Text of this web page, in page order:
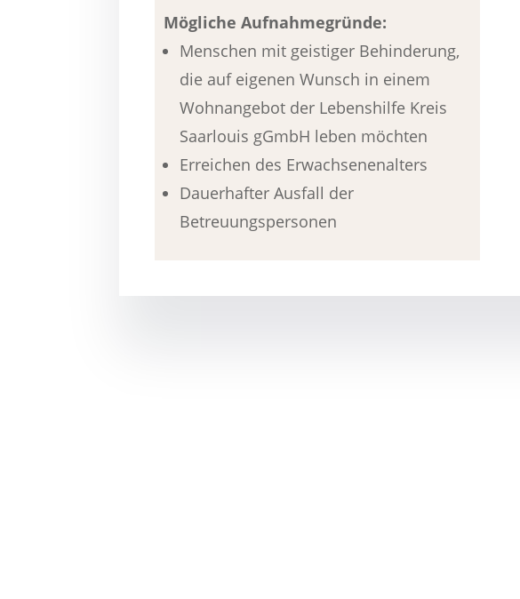
Mögliche Aufnahmegründe:
Menschen mit geistiger Behinderung,
die auf eigenen Wunsch in einem
Wohnangebot der Lebenshilfe Kreis
Saarlouis gGmbH leben möchten
Erreichen des Erwachsenenalters
Dauerhafter Ausfall der
Betreuungspersonen